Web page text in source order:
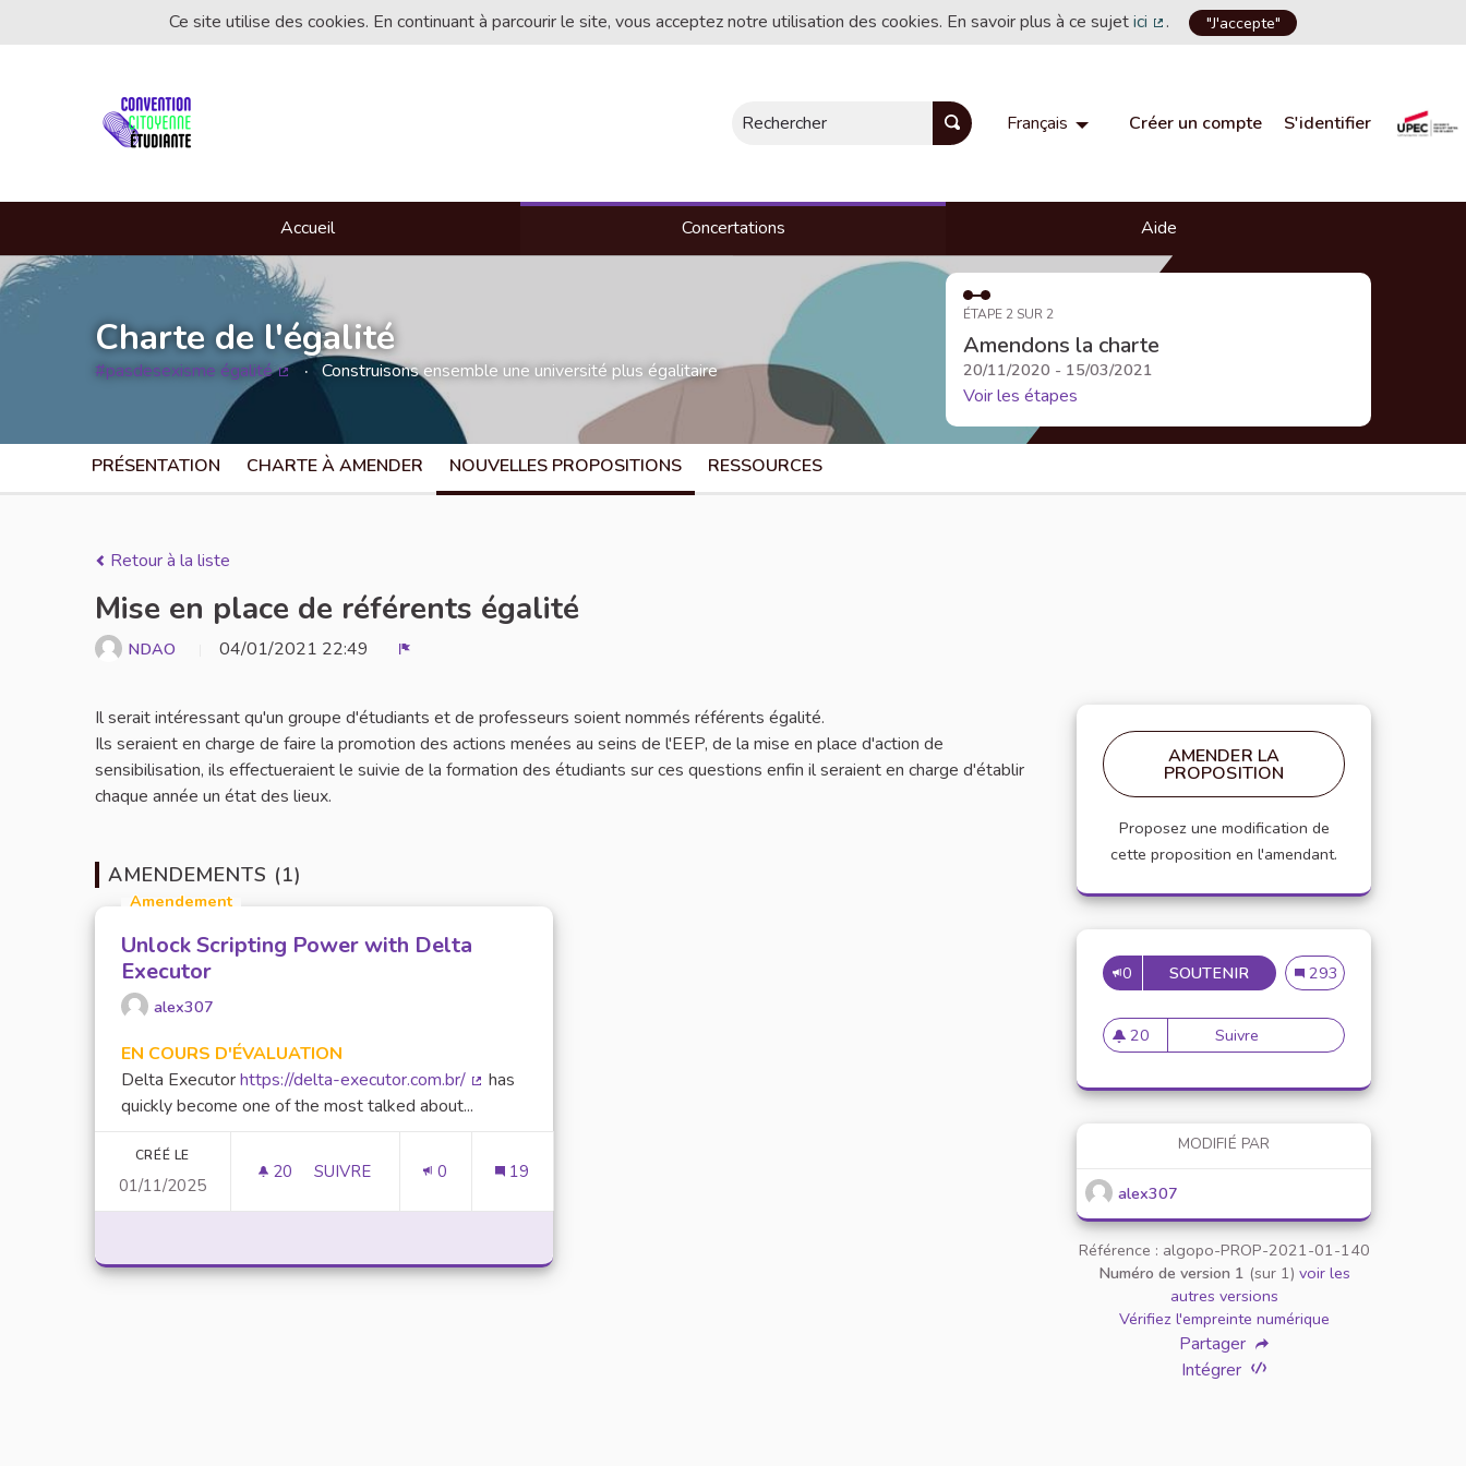
Ce site utilise des cookies. En continuant à parcourir le site, vous acceptez notre utilisation des cookies. En savoir plus à ce sujetici
(Lien externe)
. "J'accepte"
Rechercher Français Choisir la langueChoose language
Créer un compte S'identifier
Accueil Concertations Aide
Charte de l'égalité
#pasdesexisme égalité Construisons ensemble une université plus égalitaire
ÉTAPE 2 SUR 2
Amendons la charte
20/11/2020 - 15/03/2021
Voir les étapes
PRÉSENTATION CHARTE À AMENDER NOUVELLES PROPOSITIONS RESSOURCES
Retour à la liste
Mise en place de référents égalité
NDAO 04/01/2021 22:49
Il serait intéressant qu'un groupe d'étudiants et de professeurs soient nommés référents égalité.
Ils seraient en charge de faire la promotion des actions menées au seins de l'EEP, de la mise en place d'action de
sensibilisation, ils effectueraient le suivie de la formation des étudiants sur ces questions enfin il seraient en charge d'établir
chaque année un état des lieux.
AMENDEMENTS (1)
Amendement
Unlock Scripting Power with Delta
Executor
alex307
EN COURS D'ÉVALUATION
Delta Executorhttps://delta-executor.com.br/
has
quickly become one of the most talked about...
CRÉÉ LE
01/11/2025
20 20 ABONNÉS
SUIVRE 0 19
AMENDER LA
PROPOSITION
Proposez une modification de
cette proposition en l'amendant.
0 SOUTENIR MISE EN PLACE DE
Mise en place de
293
20
20 abonnés
Suivre Mise en place de référents
MODIFIÉ PAR
alex307
Référence : algopo-PROP-2021-01-140
Numéro de version 1 (sur 1) voir les
autres versions
Vérifiez l'empreinte numérique
Partager
Intégrer